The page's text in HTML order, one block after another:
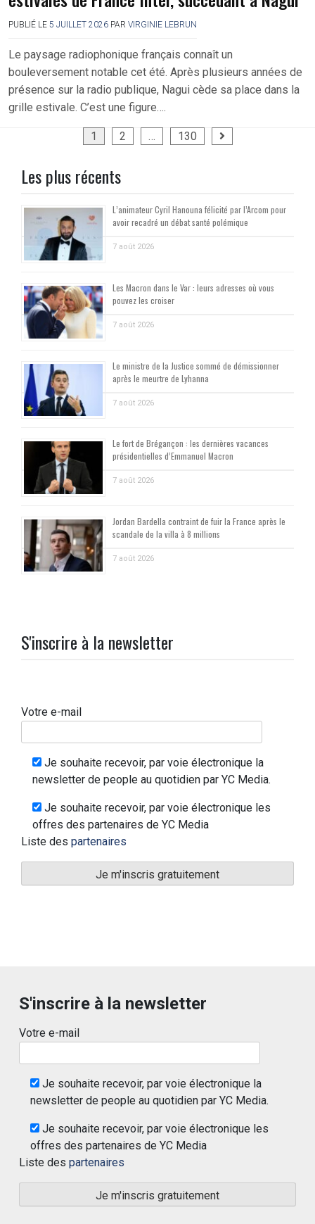
PUBLIÉ LE 5 JUILLET 2026 PAR VIRGINIE LEBRUN
Le paysage radiophonique français connaît un
bouleversement notable cet été. Après plusieurs années de
présence sur la radio publique, Nagui cède sa place dans la
grille estivale. C’est une figure….
publications
1 2 … 130
Les plus récents
L’animateur Cyril Hanouna félicité par l’Arcom pour
avoir recadré un débat santé polémique
7 août 2026
Les Macron dans le Var : leurs adresses où vous
pouvez les croiser
7 août 2026
Le ministre de la Justice sommé de démissionner
après le meurtre de Lyhanna
7 août 2026
Le fort de Brégançon : les dernières vacances
présidentielles d’Emmanuel Macron
7 août 2026
Jordan Bardella contraint de fuir la France après le
scandale de la villa à 8 millions
7 août 2026
S'inscrire à la newsletter
Votre e-mail
Je souhaite recevoir, par voie électronique la
newsletter de people au quotidien par YC Media.
Je souhaite recevoir, par voie électronique les
offres des partenaires de YC Media
Liste des partenaires
S'inscrire à la newsletter
Votre e-mail
Je souhaite recevoir, par voie électronique la
newsletter de people au quotidien par YC Media.
Je souhaite recevoir, par voie électronique les
offres des partenaires de YC Media
Liste des partenaires